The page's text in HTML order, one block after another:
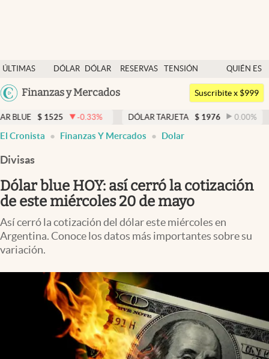
ÚLTIMAS
NOTICIAS
DÓLAR
DÓLAR
RESERVAS
TENSIÓN
GEOPOLÍTICA
QUIÉN ES
QUIÉN
Argentina
Uruguay
Finanzas y Mercados
Dólar
Members
Economía y Política
Finanzas y Mercados
Mercados Online
Negocios
Columnistas
Apertura
Infotechnology
Clase
Suscribite x $999
-0.33% DÓLAR TARJETA $ 1976 0.00 % DÓLAR
El Cronista Finanzas Y Mercados Dolar
Divisas
Dólar blue HOY: así cerró la cotización
de este miércoles 20 de mayo
Así cerró la cotización del dólar este miércoles en
Argentina. Conoce los datos más importantes sobre su
variación.